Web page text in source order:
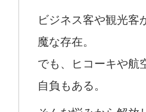
ビジネス客や観光客
魔な存在。
でも、ヒコーキや航
自負もある。